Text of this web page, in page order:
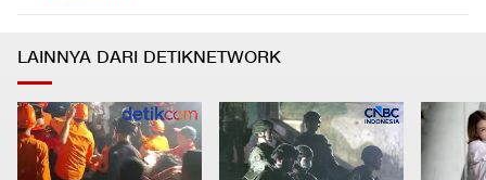
LAINNYA DARI DETIKNETWORK